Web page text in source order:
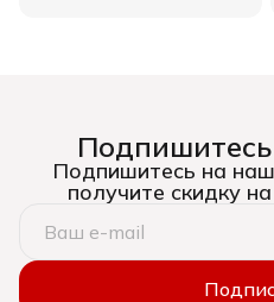
Подпишитесь на
получите скидку